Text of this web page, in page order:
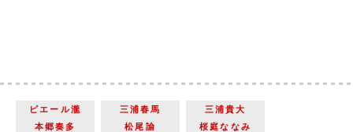
ピエール瀧 三浦春馬
三浦貴大
本郷奏多
松尾諭
桜庭ななみ